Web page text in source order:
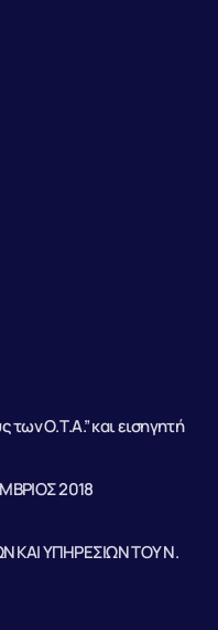
των Ο.Τ.Α.” και εισηγητή
2018
ΚΑΙ ΥΠΗΡΕΣΙΩΝ ΤΟΥ Ν.